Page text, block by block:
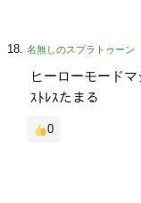
名無しのスプラトゥーン
ヒーローモード
ｽﾄﾚｽたまる
0